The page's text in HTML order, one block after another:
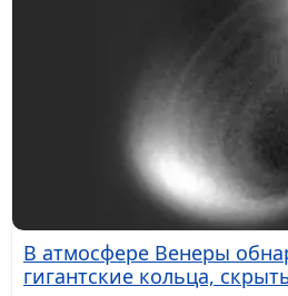
В атмосфере Венеры
гигантские кольца,